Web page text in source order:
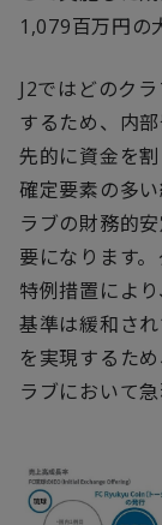
1,079百万円の
J2ではどのク
するため、内
先的に資金を
確定要素の多
ラブの財務的
要になります
特例措置によ
基準は緩和さ
を実現するた
ラブにおいて急